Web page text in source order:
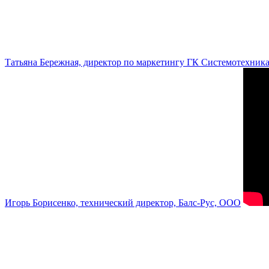
Татьяна Бережная, директор по маркетингу ГК Системотехника
Игорь Борисенко, технический директор, Балс-Рус, ООО